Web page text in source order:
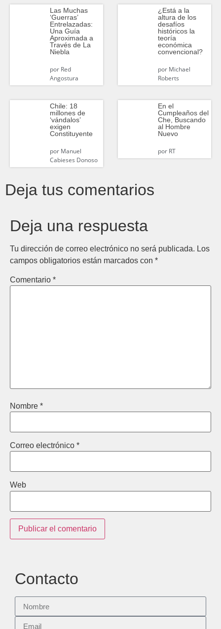
Las Muchas
‘Guerras’
Entrelazadas:
Una Guía
Aproximada a
Través de La
Niebla
porRed
Angostura
¿Está a la
altura de los
desafíos
históricos la
teoría
económica
convencional?
porMichael
Roberts
Chile: 18
millones de
‘vándalos’
exigen
Constituyente
porManuel
Cabieses Donoso
En el
Cumpleaños del
Che, Buscando
al Hombre
Nuevo
porRT
Deja tus comentarios
Deja una respuesta
Tu dirección de correo electrónico no será publicada. Los
campos obligatorios están marcados con *
Comentario *
Nombre *
Correo electrónico *
Web
Contacto